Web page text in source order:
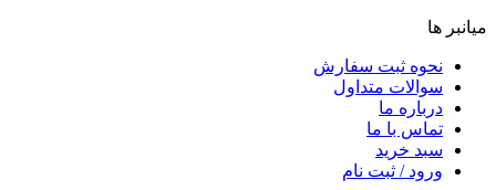
میانبر ها
نحوه ثبت سفارش
سوالات متداول
درباره ما
تماس با ما
سبد خرید
ورود / ثبت نام